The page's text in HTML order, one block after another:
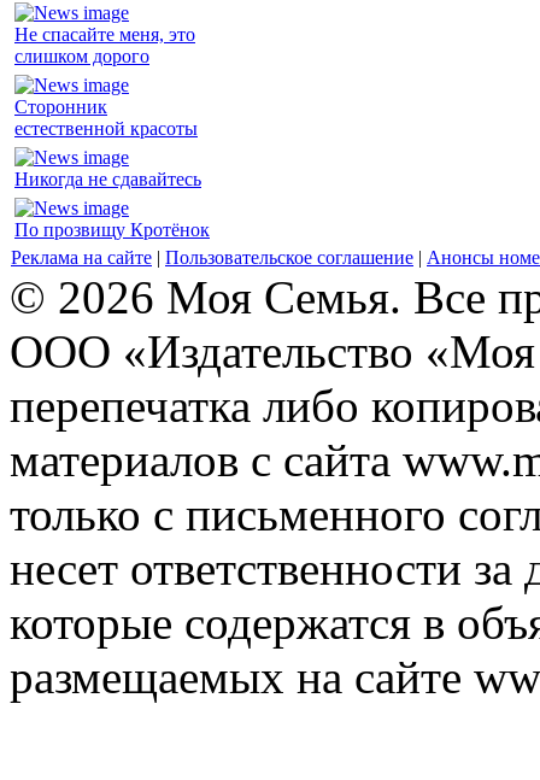
Не спасайте меня, это
слишком дорого
Сторонник
естественной красоты
Никогда не сдавайтесь
По прозвищу Кротёнок
Реклама на сайте | Пользовательское соглашение | Анонсы
© 2026 Моя Семья. Все
ООО «Издательство
перепечатка либо
материалов с сайта
только с письменного
несет ответственности
которые содержатся в
размещаемых на сайте